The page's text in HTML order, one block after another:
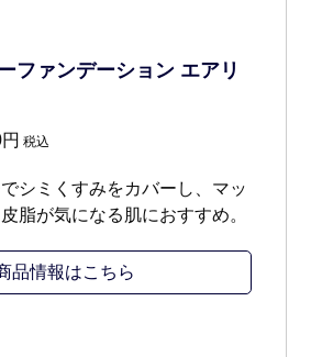
ファンデーション エアリ
税込
シミくすみをカバーし、マッ
脂が気になる肌におすすめ。
品情報はこちら